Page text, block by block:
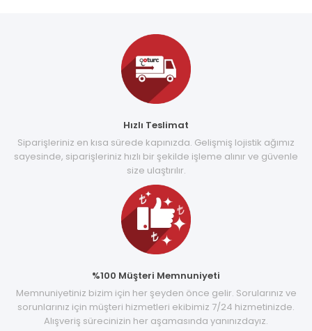
Hızlı Teslimat
Siparişleriniz en kısa sürede kapınızda. Gelişmiş lojistik ağımız
sayesinde, siparişleriniz hızlı bir şekilde işleme alınır ve güvenle
size ulaştırılır.
%100 Müşteri Memnuniyeti
Memnuniyetiniz bizim için her şeyden önce gelir. Sorularınız ve
sorunlarınız için müşteri hizmetleri ekibimiz 7/24 hizmetinizde.
Alışveriş sürecinizin her aşamasında yanınızdayız.